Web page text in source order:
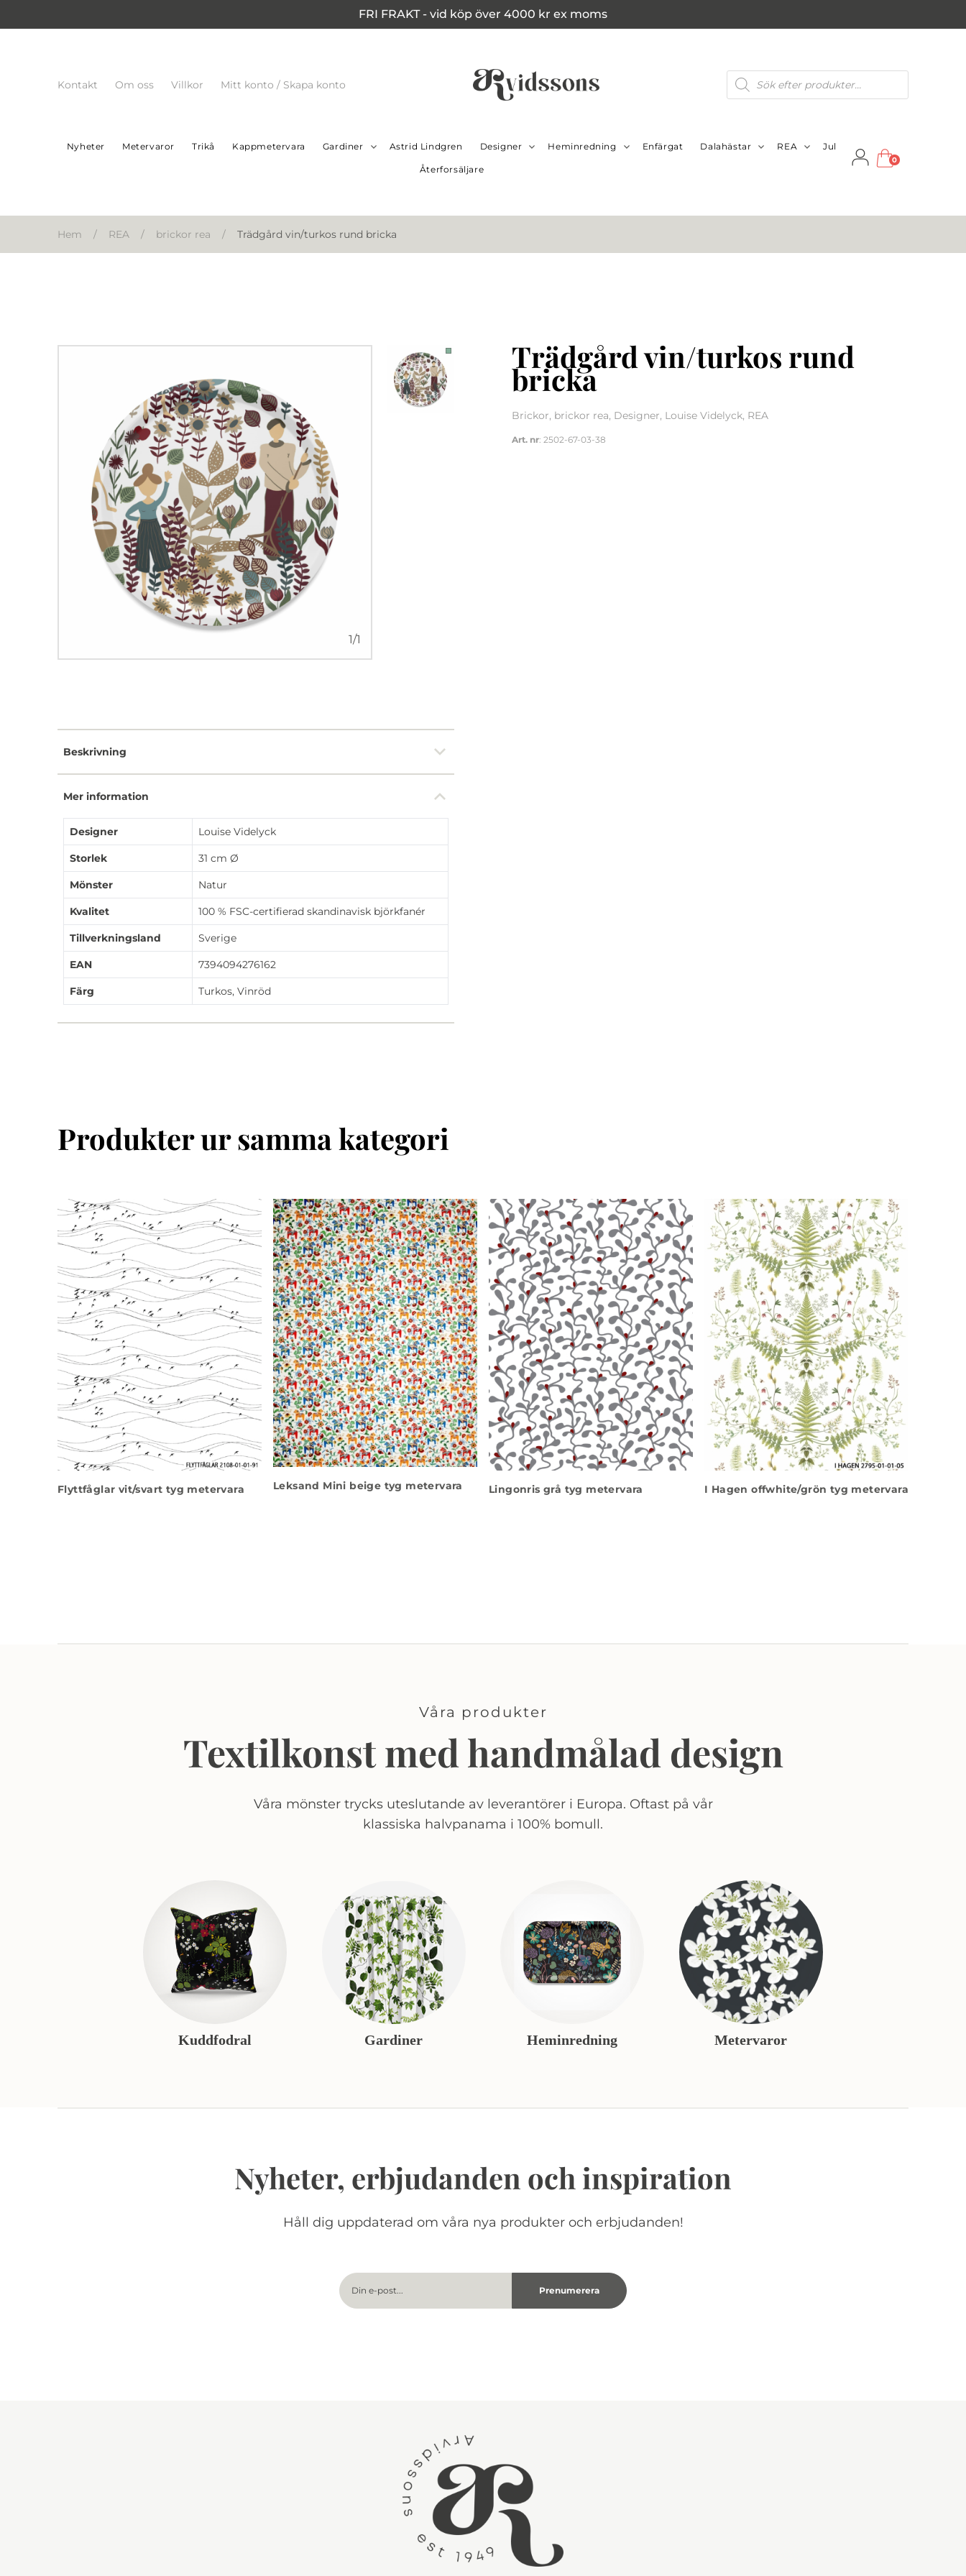
FRI FRAKT - vid köp över 4000 kr ex moms
Kontakt Om oss Villkor Mitt konto / Skapa konto
Produktsökning
Nyheter Metervaror Trikå Kappmetervara Gardiner Astrid Lindgren Designer Heminredning Enfärgat Dalahästar REA Jul
Återforsäljare
0
Hem / REA / brickor rea / Trädgård vin/turkos rund bricka
1/1
Trädgård vin/turkos rund
bricka
Brickor, brickor rea, Designer, Louise Videlyck, REA
Art. nr: 2502-67-03-38
Beskrivning
Mer information
Designer Louise Videlyck
Storlek 31 cm Ø
Mönster Natur
Kvalitet 100 % FSC-certifierad skandinavisk björkfanér
Tillverkningsland Sverige
EAN 7394094276162
Färg Turkos, Vinröd
Produkter ur samma kategori
Flyttfåglar vit/svart tyg metervara Leksand Mini beige tyg metervara Lingonris grå tyg metervara I Hagen offwhite/grön tyg metervara
Våra produkter
Textilkonst med handmålad design
Våra mönster trycks uteslutande av leverantörer i Europa. Oftast på vår
klassiska halvpanama i 100% bomull.
Kuddfodral Gardiner Heminredning Metervaror
Nyheter, erbjudanden och inspiration
Håll dig uppdaterad om våra nya produkter och erbjudanden!